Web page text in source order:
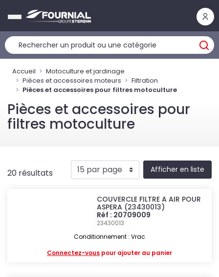
Accueil
Motoculture et jardinage
Pièces et accessoires moteurs
Filtration
Pièces et accessoires pour filtres motoculture
Pièces et accessoires pour
filtres motoculture
20 résultats Afficher en liste
COUVERCLE FILTRE A AIR POUR
ASPERA (23430013)
Réf : 20709009
23430013
Conditionnement : Vrac
Connectez-vous pour ajouter au panier